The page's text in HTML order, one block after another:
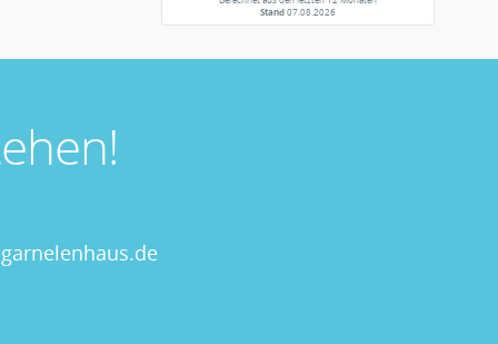
Stand07.08.2026